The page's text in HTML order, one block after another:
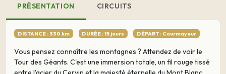
PRÉSENTATION CIRCUITS
DISTANCE : 330 km DURÉE : 15 jours DÉPART : Courmayeur
Vous pensez connaître les montagnes ? Attendez de voir le
Tour des Géants. C'est une immersion totale, un fil rouge tissé